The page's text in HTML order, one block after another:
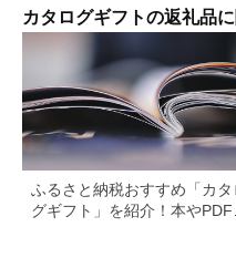
ケット
カタログギフトの返礼品
ふるさと納税おすすめ「カタ
グギフト」を紹介！本やPDF